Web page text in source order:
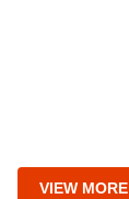
VIEW MORE